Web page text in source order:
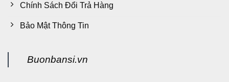
Chính Sách Đổi Trả Hàng
Bảo Mật Thông Tin
Buonbansi.vn